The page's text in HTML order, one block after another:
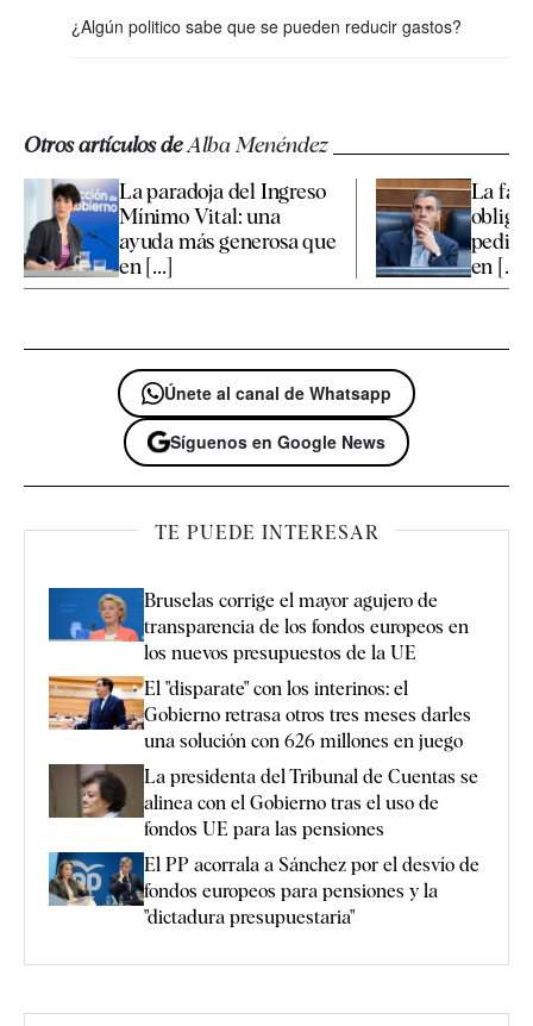
¿Algún politico sabe que se pueden reducir gastos?
Otros artículos deAlba Menéndez
La paradoja del Ingreso
Mínimo Vital: una
ayuda más generosa que
en [...]
La
obliga
pedir
en [...]
Únete al canal de Whatsapp
Síguenos en Google News
TE PUEDE INTERESAR
Bruselas corrige el mayor agujero de
transparencia de los fondos europeos en
los nuevos presupuestos de la UE
El "disparate" con los interinos: el
Gobierno retrasa otros tres meses darles
una solución con 626 millones en juego
La presidenta del Tribunal de Cuentas se
alinea con el Gobierno tras el uso de
fondos UE para las pensiones
El PP acorrala a Sánchez por el desvío de
fondos europeos para pensiones y la
"dictadura presupuestaria"